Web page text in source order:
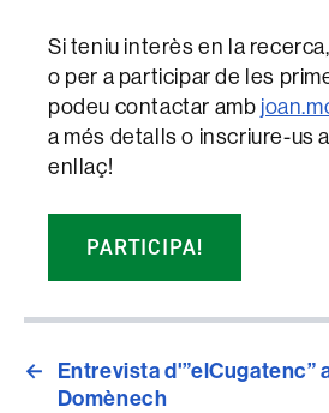
Si teniu interès en la
o per a participar de les
podeu contactar amb
a més detalls o inscriure-us
enllaç!
PARTICIPA!
←
Entrevista d'”elCugatenc”
Domènech